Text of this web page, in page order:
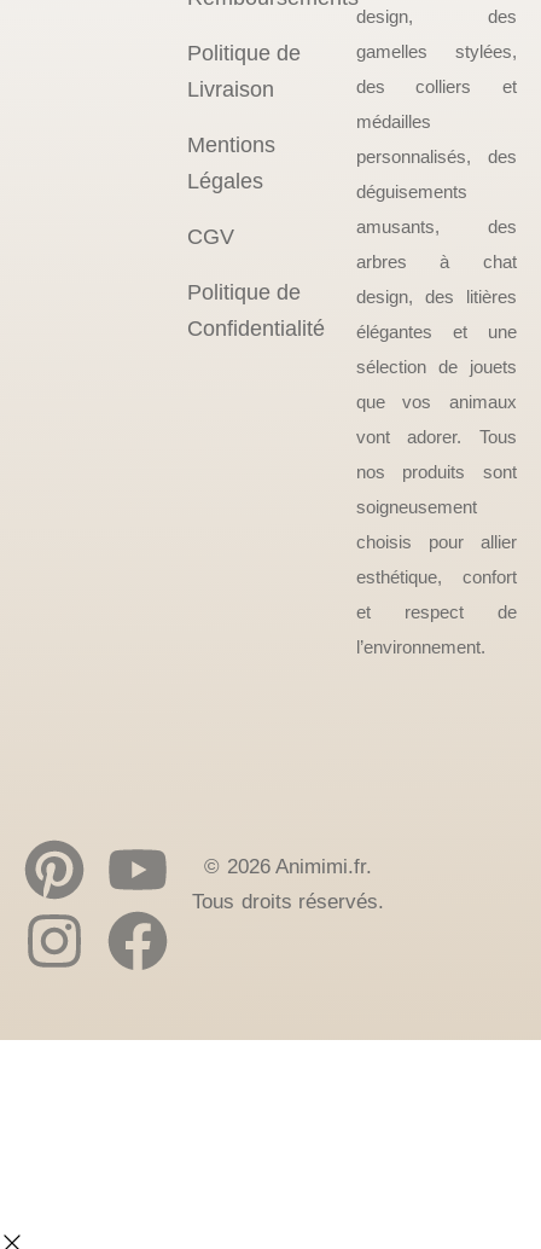
Politique de
Livraison
Mentions
Légales
CGV
Politique de
Confidentialité
design, des
gamelles stylées,
des colliers et
médailles
personnalisés, des
déguisements
amusants, des
arbres à chat
design, des litières
élégantes et une
sélection de jouets
que vos animaux
vont adorer. Tous
nos produits sont
soigneusement
choisis pour allier
esthétique, confort
et respect de
l’environnement.
© 2026 Animimi.fr.
Tous droits réservés.